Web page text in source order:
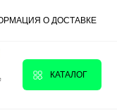
О ДОСТАВКЕ
КАТАЛОГ